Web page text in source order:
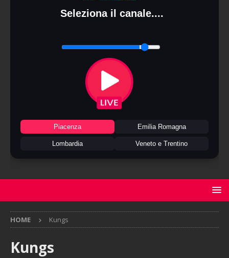
Seleziona il canale....
Piacenza Emilia Romagna
Lombardia Veneto e Trentino
HOME Kungs
Kungs